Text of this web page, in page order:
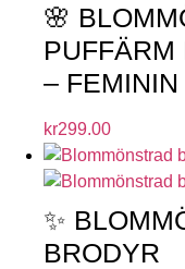
🌸
– FEMININ
kr299.00
✨
BRODYR